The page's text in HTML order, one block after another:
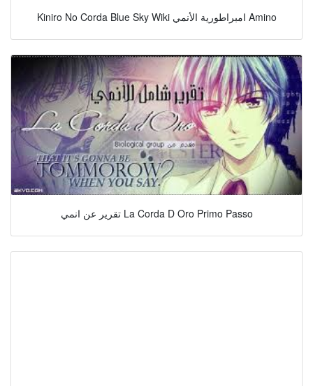
Kiniro No Corda Blue Sky Wiki امبراطورية الأنمي Amino
تقرير عن انمي La Corda D Oro Primo Passo